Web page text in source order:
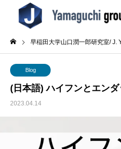
早稲田大学山口潤一郎研究室/ J.
Blog
(日本語) ハイフンとエン
2023.04.14